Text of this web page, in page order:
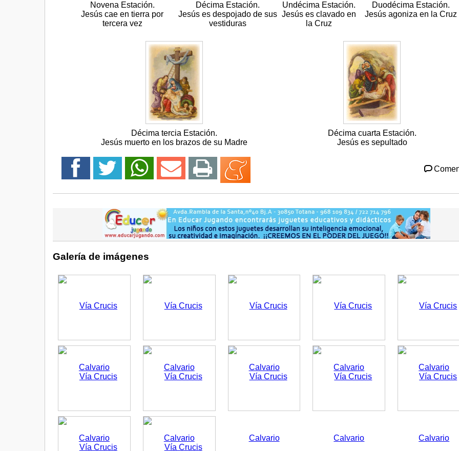
Novena Estación.
Jesús cae en tierra por
tercera vez
Décima Estación.
Jesús es despojado de sus
vestiduras
Undécima Estación.
Jesús es clavado en
la Cruz
Duodécima Estación.
Jesús agoniza en la Cruz
Décima tercia Estación.
Jesús muerto en los brazos de su Madre
Décima cuarta Estación.
Jesús es sepultado
Galería de imágenes